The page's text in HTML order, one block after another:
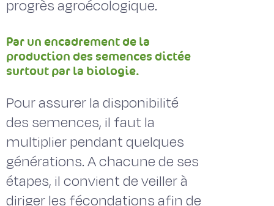
progrès agroécologique.
Par un encadrement de la
production des semences dictée
surtout par la biologie.
Pour assurer la disponibilité
des semences, il faut la
multiplier pendant quelques
générations. A chacune de ses
étapes, il convient de veiller à
diriger les fécondations afin de